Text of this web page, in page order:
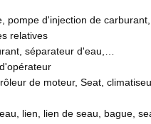
pompe d'injection de
relatives
séparateur d'eau,…
de moteur, Seat,
lien, lien de seau, bague,